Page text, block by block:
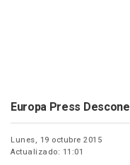
Europa Press
Lunes, 19 octubre 2015
Actualizado: 11:01